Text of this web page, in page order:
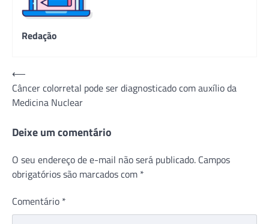
Redação
Navegação
de
Post
⟵
Câncer colorretal pode ser diagnosticado com auxílio da
Medicina Nuclear
Deixe um comentário
O seu endereço de e-mail não será publicado. Campos
obrigatórios são marcados com *
Comentário *